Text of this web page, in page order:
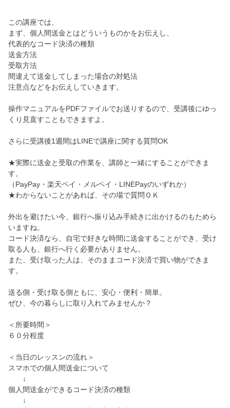
この講座では、
まず、個人間送金とはどういうものかをお伝えし、
代表的なコード決済の種類
送金方法
受取方法
間違えて送金してしまった場合の対処法
注意点などをお伝えしていきます。
操作マニュアルをPDFファイルでお送りするので、受講後にゆっ
くり見直すこともできますよ。
さらに受講後1週間はLINEで講座に関する質問OK
★実際に送金と受取の作業を、講師と一緒にすることができま
す。
（PayPay・楽天ペイ・メルペイ・LINEPayのいずれか）
★わからないことがあれば、その場で質問ＯＫ
外出を避けたい今、銀行へ振り込み手続きに出かけるのもためら
いますね。
コード決済なら、自宅で好きな時間に送金することができ、受け
取る人も、銀行へ行く必要がありません。
また、受け取った人は、そのままコード決済で買い物ができま
す。
送る側・受け取る側ともに、安心・便利・簡単。
ぜひ、今の暮らしに取り入れてみませんか？
＜所要時間＞
６０分程度
＜当日のレッスンの流れ＞
スマホでの個人間送金について
↓
個人間送金ができるコード決済の種類
↓